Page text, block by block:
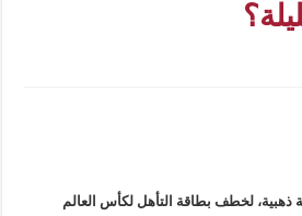
لخطف بطاقة التأهل لكأس العالم